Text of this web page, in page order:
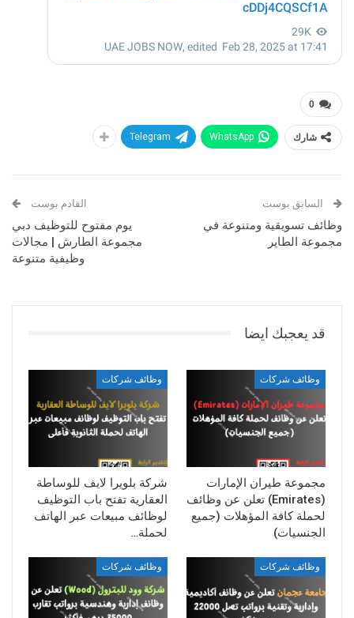
0
شارك WhatsApp
Telegram
السابق بوست
وظائف تسويقية ومتنوعة في
مجموعة الطاير
القادم بوست
يوم مفتوح للتوظيف دبي
مجموعة الطارش | مجالات
وظيفية متنوعة
قد يعجبك ايضا
وظائف شركات
مجموعة طيران الإمارات
(Emirates) تعلن عن وظائف
لحملة كافة المؤهلات (جميع
الجنسيات)
وظائف شركات
شركة بلويرا لايف للوساطة
العقارية تفتح باب التوظيف
لوظائف مبيعات عبر الهاتف
لحملة…
وظائف شركات وظائف شركات